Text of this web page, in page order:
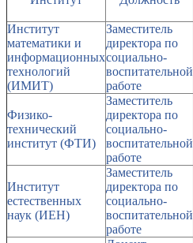
Институт
математики и
информационных
технологий
(ИМИТ)
Заместитель
директора по
социально-
воспитательной
работе
Физико-
технический
институт (ФТИ)
Заместитель
директора по
социально-
воспитательной
работе
Институт
естественных
наук (ИЕН)
Заместитель
директора по
социально-
воспитательной
работе